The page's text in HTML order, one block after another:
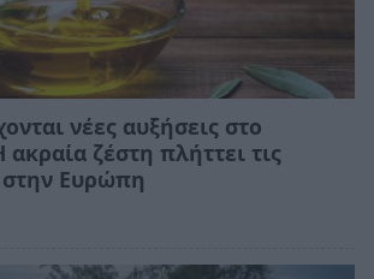
νέες αυξήσεις στο
ζέστη πλήττει τις
στην Ευρώπη